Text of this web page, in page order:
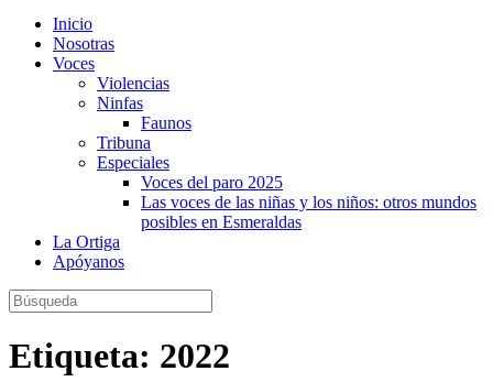
Inicio
Nosotras
Voces
Violencias
Ninfas
Faunos
Tribuna
Especiales
Voces del paro 2025
Las voces de las niñas y los niños: otros mundos
posibles en Esmeraldas
La Ortiga
Apóyanos
Etiqueta: 2022